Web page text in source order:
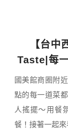
【台
Taste|每
國美館商圈附
點的每一道菜
人搖擺～用餐
餐！接著一起